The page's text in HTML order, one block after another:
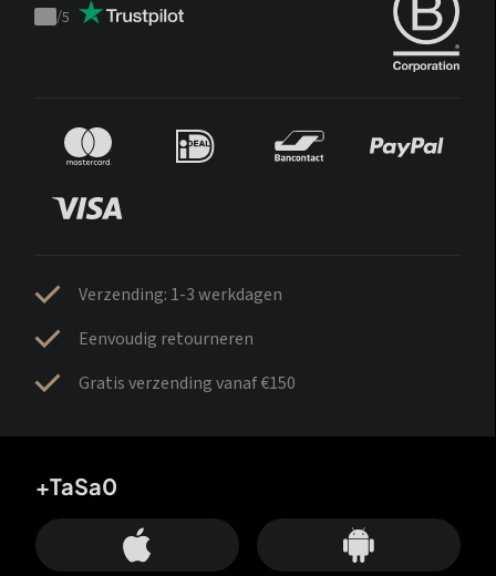
Trustpilot
/5
Verzending: 1-3 werkdagen
Eenvoudig retourneren
Gratis verzending vanaf €150
+TaSa0